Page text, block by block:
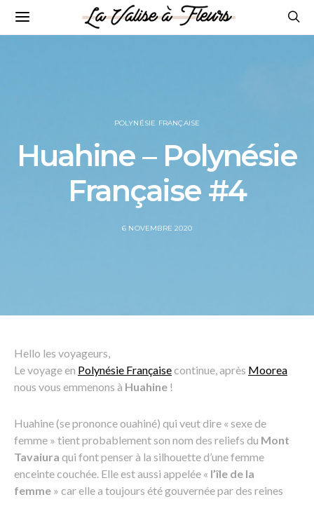
POLYNÉSIE FRANÇAISE
Huahine – Polynésie
Française #4
POSTED
6 NOVEMBRE 2020
Hello les voyageurs,
Le voyage en Polynésie Françaisecontinue, après Moorea
nous vous emmenons à Huahine !
Huahine (se prononce ouahiné) qui veut dire « sexe de
femme » tient probablement son nom des reliefs du Mont
Tavaiura qui font penser à la silhouette d’une femme
enceinte couchée. Elle est aussi appelée « l’île de la
femme » car elle a toujours été gouvernée par des reines